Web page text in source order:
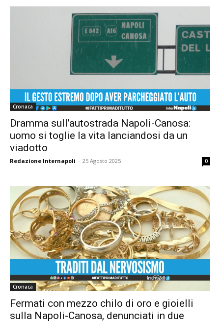
Cronaca
Dramma sull’autostrada Napoli-Canosa:
uomo si toglie la vita lanciandosi da un
viadotto
Redazione Internapoli - 25 Agosto 2025 0
Cronaca
Fermati con mezzo chilo di oro e gioielli
sulla Napoli-Canosa, denunciati in due